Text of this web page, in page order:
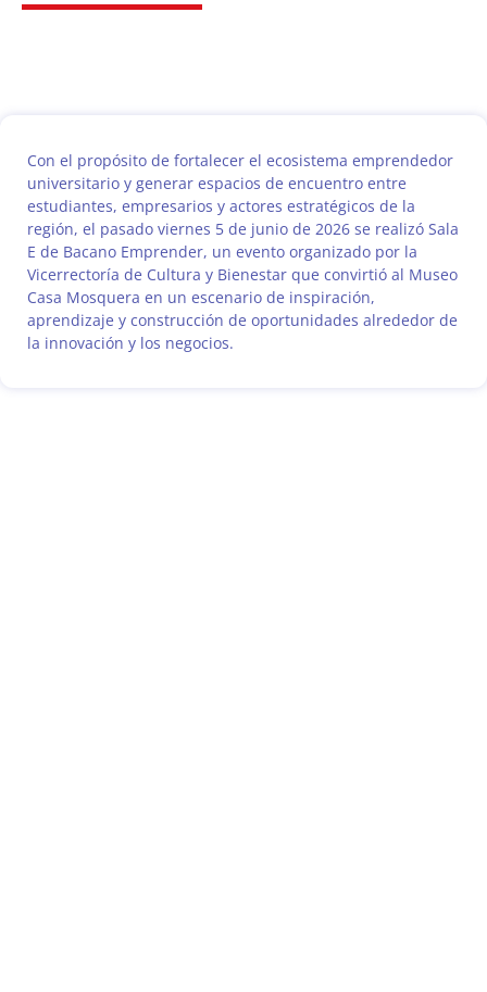
Con el propósito de fortalecer el ecosistema emprendedor
universitario y generar espacios de encuentro entre
estudiantes, empresarios y actores estratégicos de la
región, el pasado viernes 5 de junio de 2026 se realizó Sala
E de Bacano Emprender, un evento organizado por la
Vicerrectoría de Cultura y Bienestar que convirtió al Museo
Casa Mosquera en un escenario de inspiración,
aprendizaje y construcción de oportunidades alrededor de
la innovación y los negocios.